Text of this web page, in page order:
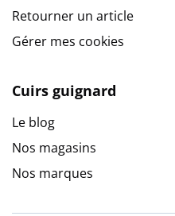
Retourner un article
Gérer mes cookies
Cuirs guignard
Le blog
Nos magasins
Nos marques